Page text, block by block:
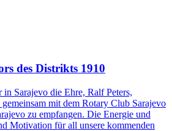
des Distrikts 1910
Sarajevo die Ehre, Ralf Peters,
mit dem Rotary Club Sarajevo
zu empfangen. Die Energie und
Motivation für all unsere kommenden